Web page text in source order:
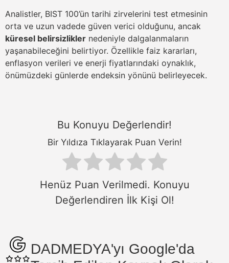
Analistler, BIST 100’ün tarihi zirvelerini test etmesinin
orta ve uzun vadede güven verici olduğunu, ancak
küresel belirsizlikler nedeniyle dalgalanmaların
yaşanabileceğini belirtiyor. Özellikle faiz kararları,
enflasyon verileri ve enerji fiyatlarındaki oynaklık,
önümüzdeki günlerde endeksin yönünü belirleyecek.
Bu Konuyu Değerlendir!
Bir Yıldıza Tıklayarak Puan Verin!
Henüz Puan Verilmedi. Konuyu
Değerlendiren İlk Kişi Ol!
DADMEDYA'yı Google'da